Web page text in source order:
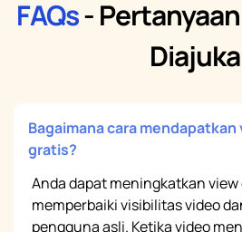
FAQs-
Bagaimana cara mendapatkan
gratis?
Anda dapat meningkatkan view
memperbaiki visibilitas video
pengguna asli. Ketika video